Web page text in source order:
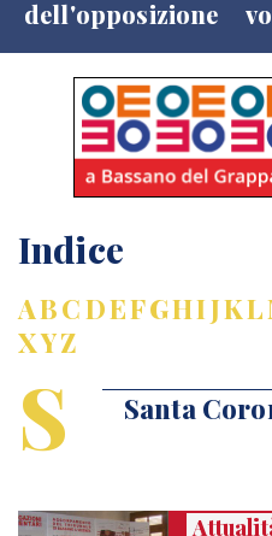
dell'opposizione
Indice
ABCDEFGHIJKL
XYZ
S Santa